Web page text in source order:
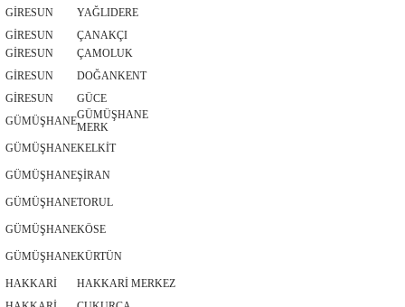
GİRESUN
YAĞLIDERE
GİRESUN
ÇANAKÇI
GİRESUN
ÇAMOLUK
GİRESUN
DOĞANKENT
GİRESUN
GÜCE
GÜMÜŞHANEGÜMÜŞHANE
MERK
GÜMÜŞHANEKELKİT
GÜMÜŞHANEŞİRAN
GÜMÜŞHANETORUL
GÜMÜŞHANEKÖSE
GÜMÜŞHANEKÜRTÜN
HAKKARİ
HAKKARİ MERKEZ